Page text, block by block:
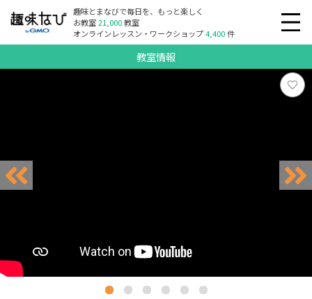
趣味とまなびで毎日を、もっと楽しく
お教室21,000教室
オンラインレッスン・ワークショップ4,400件
教室情報